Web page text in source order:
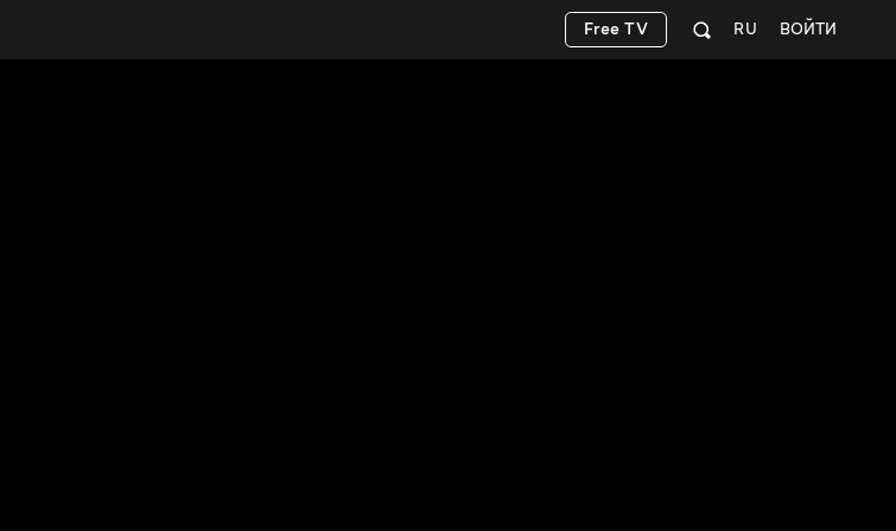
ВОЙТИ
RU
Free TV